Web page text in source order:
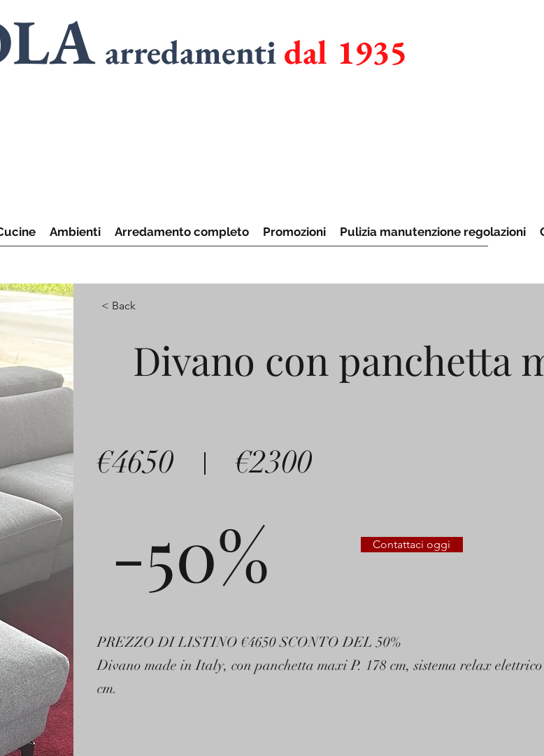
arredamentidal 1935
Ambienti Arredamento completo Promozioni Pulizia manutenzione regolazioni
< Back
Divano con panchetta
€4650 €2300
-50% Contattaci oggi
PREZZO DI LISTINO €4650 SCONTO DEL 50%
Divano made in Italy, con panchetta maxi P. 178 cm, sistema relax
cm.